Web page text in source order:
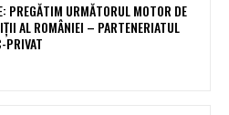
PREGĂTIM URMĂTORUL MOTOR DE
AL ROMÂNIEI – PARTENERIATUL
PRIVAT